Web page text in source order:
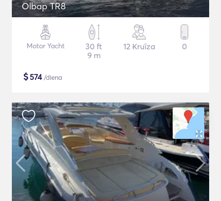
Olbap TR8
Motor Yacht
30 ft
9 m
12 Kruīza 0
$574/diena